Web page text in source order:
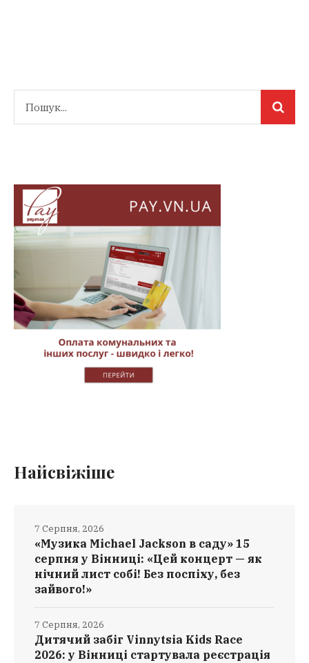
Найсвіжіше
«Музика Michael Jackson в саду» 15
серпня у Вінниці: «Цей концерт — як
нічний лист собі! Без поспіху, без
зайвого!»
7 Серпня, 2026
Дитячий забіг Vinnytsia Kids Race
2026: у Вінниці стартувала реєстрація
7 Серпня, 2026